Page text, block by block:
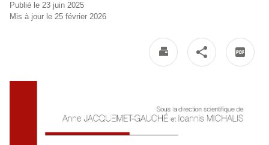
Publié le 23 juin 2025
Mis à jour le 25 février 2026